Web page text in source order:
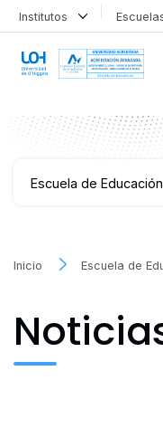
Institutos
Escuela de Educación
Inicio Escuela de